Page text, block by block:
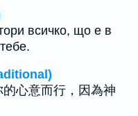
всичко, що е в
心意而行，因為神